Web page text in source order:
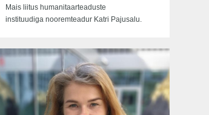
Mais liitus humanitaarteaduste
instituudiga nooremteadur Katri Pajusalu.